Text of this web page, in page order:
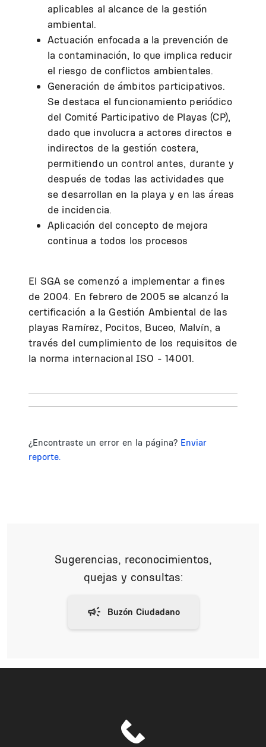
aplicables al alcance de la gestión
ambiental.
Actuación enfocada a la prevención de
la contaminación, lo que implica reducir
el riesgo de conflictos ambientales.
Generación de ámbitos participativos.
Se destaca el funcionamiento periódico
del Comité Participativo de Playas (CP),
dado que involucra a actores directos e
indirectos de la gestión costera,
permitiendo un control antes, durante y
después de todas las actividades que
se desarrollan en la playa y en las áreas
de incidencia.
Aplicación del concepto de mejora
continua a todos los procesos
El SGA se comenzó a implementar a fines
de 2004. En febrero de 2005 se alcanzó la
certificación a la Gestión Ambiental de las
playas Ramírez, Pocitos, Buceo, Malvín, a
través del cumplimiento de los requisitos de
la norma internacional ISO - 14001.
¿Encontraste un error en la página? Enviar
reporte.
Sugerencias, reconocimientos,
quejas y consultas: